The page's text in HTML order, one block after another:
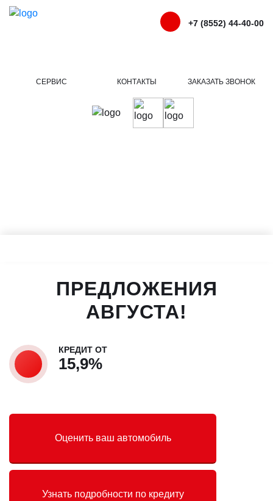
+7 (8552) 44-40-00
СЕРВИС КОНТАКТЫ ЗАКАЗАТЬ ЗВОНОК
ПРЕДЛОЖЕНИЯ
АВГУСТА!
КРЕДИТ ОТ
15,9%
Оценить ваш автомобиль
Узнать подробности по кредиту